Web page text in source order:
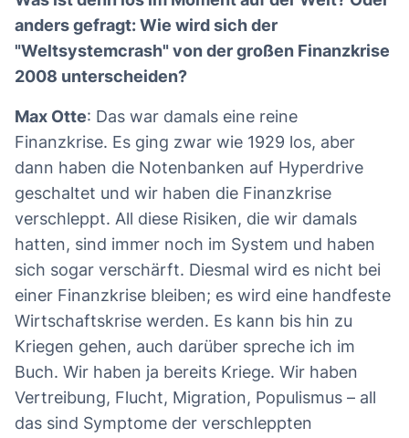
anders gefragt: Wie wird sich der
"Weltsystemcrash" von der großen Finanzkrise
2008 unterscheiden?
Max Otte: Das war damals eine reine
Finanzkrise. Es ging zwar wie 1929 los, aber
dann haben die Notenbanken auf Hyperdrive
geschaltet und wir haben die Finanzkrise
verschleppt. All diese Risiken, die wir damals
hatten, sind immer noch im System und haben
sich sogar verschärft. Diesmal wird es nicht bei
einer Finanzkrise bleiben; es wird eine handfeste
Wirtschaftskrise werden. Es kann bis hin zu
Kriegen gehen, auch darüber spreche ich im
Buch. Wir haben ja bereits Kriege. Wir haben
Vertreibung, Flucht, Migration, Populismus – all
das sind Symptome der verschleppten